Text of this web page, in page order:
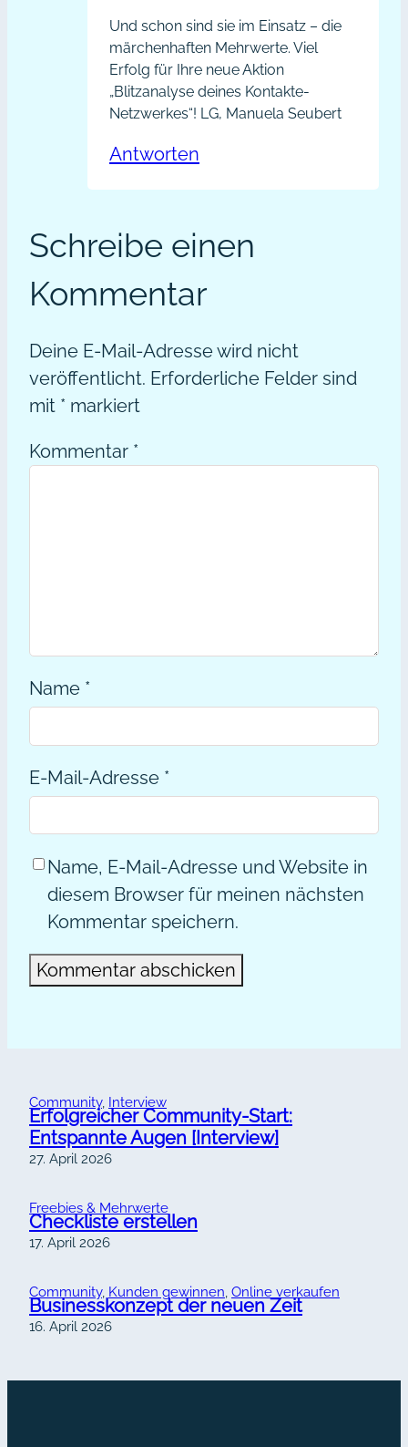
Und schon sind sie im Einsatz – die
märchenhaften Mehrwerte. Viel
Erfolg für Ihre neue Aktion
„Blitzanalyse deines Kontakte-
Netzwerkes“! LG, Manuela Seubert
Antworten
Schreibe einen
Kommentar
Deine E-Mail-Adresse wird nicht
veröffentlicht. Erforderliche Felder sind
mit * markiert
Kommentar *
Name *
E-Mail-Adresse *
Name, E-Mail-Adresse und Website in
diesem Browser für meinen nächsten
Kommentar speichern.
Community, Interview
Erfolgreicher Community-Start:
Entspannte Augen [Interview]
27. April 2026
Freebies & Mehrwerte
Checkliste erstellen
17. April 2026
Community, Kunden gewinnen, Online verkaufen
Businesskonzept der neuen Zeit
16. April 2026